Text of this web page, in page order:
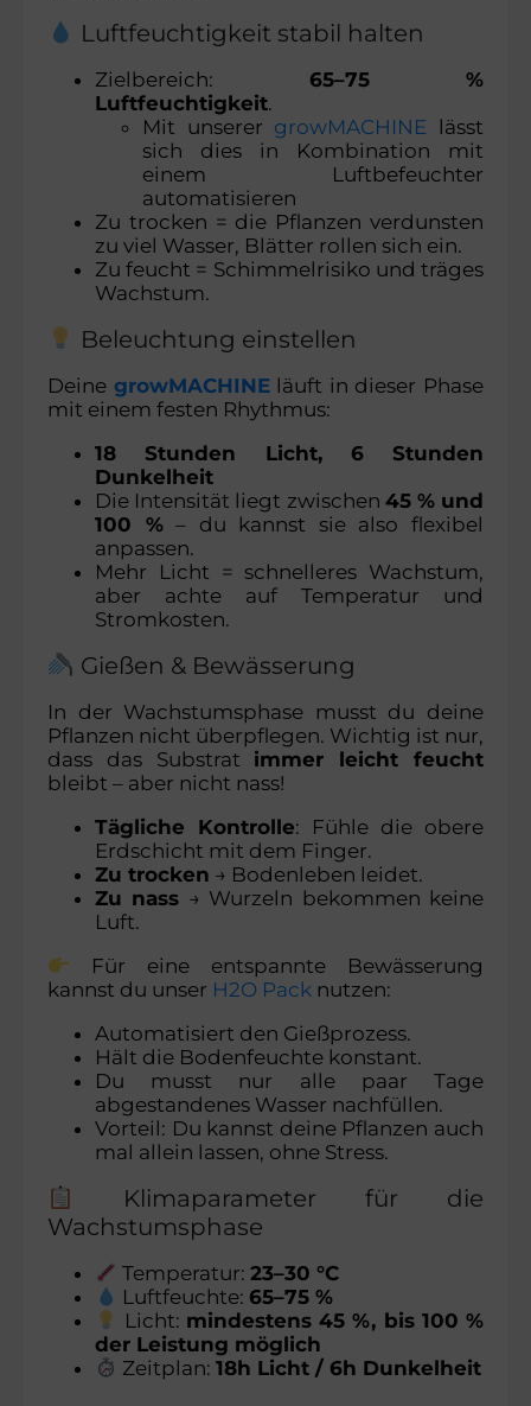
Luftfeuchtigkeit stabil halten
Zielbereich: 65–75 %
Luftfeuchtigkeit.
Mit unserer growMACHINE lässt
sich dies in Kombination mit
einem Luftbefeuchter
automatisieren
Zu trocken = die Pflanzen verdunsten
zu viel Wasser, Blätter rollen sich ein.
Zu feucht = Schimmelrisiko und träges
Wachstum.
Beleuchtung einstellen
Deine growMACHINE läuft in dieser Phase
mit einem festen Rhythmus:
18 Stunden Licht, 6 Stunden
Dunkelheit
Die Intensität liegt zwischen 45 % und
100 %– du kannst sie also flexibel
anpassen.
Mehr Licht = schnelleres Wachstum,
aber achte auf Temperatur und
Stromkosten.
Gießen & Bewässerung
In der Wachstumsphase musst du deine
Pflanzen nicht überpflegen. Wichtig ist nur,
dass das Substrat immer leicht feucht
bleibt – aber nicht nass!
Tägliche Kontrolle: Fühle die obere
Erdschicht mit dem Finger.
Zu trocken → Bodenleben leidet.
Zu nass → Wurzeln bekommen keine
Luft.
Für eine entspannte Bewässerung
kannst du unser H2O Pack nutzen:
Automatisiert den Gießprozess.
Hält die Bodenfeuchte konstant.
Du musst nur alle paar Tage
abgestandenes Wasser nachfüllen.
Vorteil: Du kannst deine Pflanzen auch
mal allein lassen, ohne Stress.
Klimaparameter für die
Wachstumsphase
Temperatur:23–30 °C
Luftfeuchte:65–75 %
Licht: mindestens 45 %, bis 100 %
der Leistung möglich
Zeitplan:18h Licht / 6h Dunkelheit